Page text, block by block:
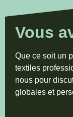
Vous
Que ce soit un
textiles
nous pour
globales et